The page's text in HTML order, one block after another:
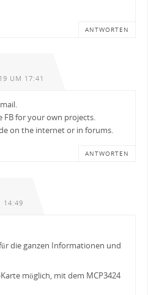
ANTWORTEN
UM 17:41
FB for your own projects.
on the internet or in forums.
ANTWORTEN
14:49
die ganzen Informationen und
möglich, mit dem MCP3424